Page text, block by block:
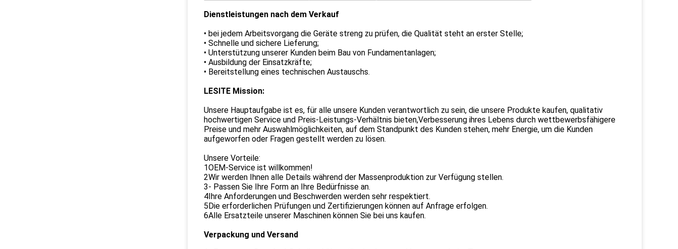
Dienstleistungen nach dem Verkauf
• bei jedem Arbeitsvorgang die Geräte streng zu prüfen, die Qualität steht an erster Stelle;
• Schnelle und sichere Lieferung;
• Unterstützung unserer Kunden beim Bau von Fundamentanlagen;
• Ausbildung der Einsatzkräfte;
• Bereitstellung eines technischen Austauschs.
LESITE Mission:
Unsere Hauptaufgabe ist es, für alle unsere Kunden verantwortlich zu sein, die unsere Produkte kaufen, qualitativ
hochwertigen Service und Preis-Leistungs-Verhältnis bieten,Verbesserung ihres Lebens durch wettbewerbsfähigere
Preise und mehr Auswahlmöglichkeiten, auf dem Standpunkt des Kunden stehen, mehr Energie, um die Kunden
aufgeworfen oder Fragen gestellt werden zu lösen.
Unsere Vorteile:
1OEM-Service ist willkommen!
2Wir werden Ihnen alle Details während der Massenproduktion zur Verfügung stellen.
3- Passen Sie Ihre Form an Ihre Bedürfnisse an.
4Ihre Anforderungen und Beschwerden werden sehr respektiert.
5Die erforderlichen Prüfungen und Zertifizierungen können auf Anfrage erfolgen.
6Alle Ersatzteile unserer Maschinen können Sie bei uns kaufen.
Verpackung und Versand